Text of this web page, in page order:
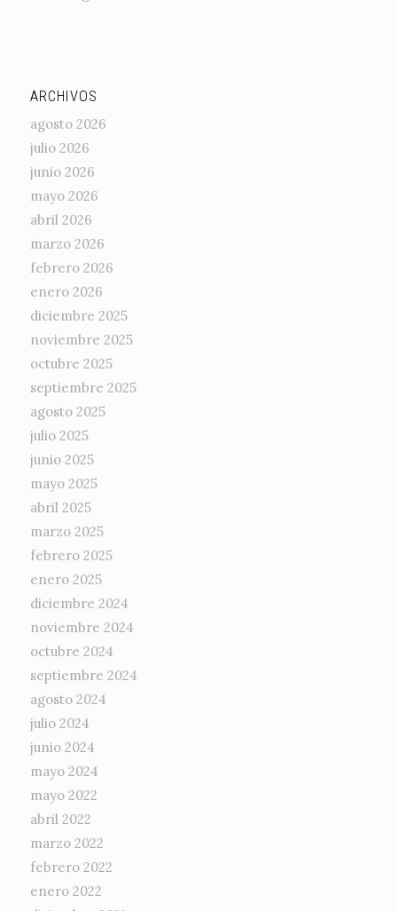
ARCHIVOS
agosto 2026
julio 2026
junio 2026
mayo 2026
abril 2026
marzo 2026
febrero 2026
enero 2026
diciembre 2025
noviembre 2025
octubre 2025
septiembre 2025
agosto 2025
julio 2025
junio 2025
mayo 2025
abril 2025
marzo 2025
febrero 2025
enero 2025
diciembre 2024
noviembre 2024
octubre 2024
septiembre 2024
agosto 2024
julio 2024
junio 2024
mayo 2024
mayo 2022
abril 2022
marzo 2022
febrero 2022
enero 2022